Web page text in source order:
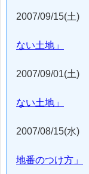
2007/09/15(土)
ない土地」
2007/09/01(土)
ない土地」
2007/08/15(水)
地番のつけ方」